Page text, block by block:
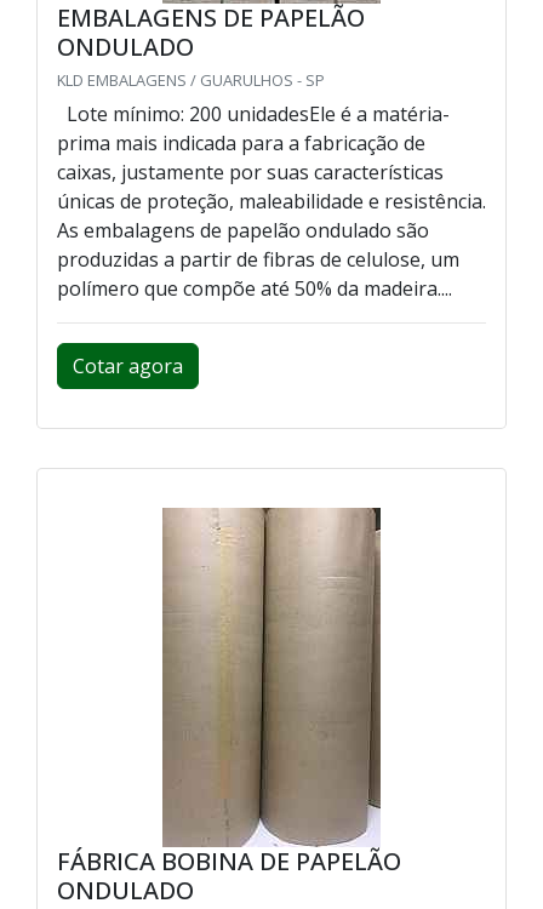
EMBALAGENS DE PAPELÃO
ONDULADO
KLD EMBALAGENS / GUARULHOS - SP
Lote mínimo: 200 unidadesEle é a matéria-
prima mais indicada para a fabricação de
caixas, justamente por suas características
únicas de proteção, maleabilidade e resistência.
As embalagens de papelão ondulado são
produzidas a partir de fibras de celulose, um
polímero que compõe até 50% da madeira....
Cotar agora
FÁBRICA BOBINA DE PAPELÃO
ONDULADO